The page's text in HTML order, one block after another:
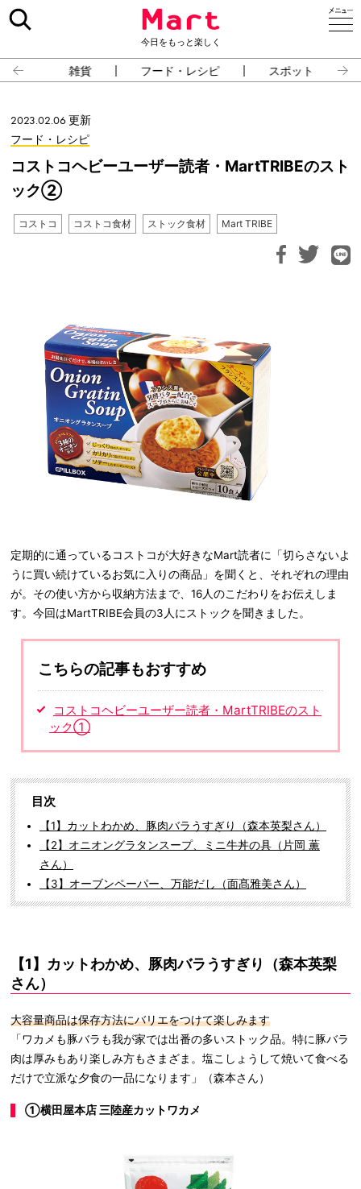
今日をもっと楽しく
雑貨 フード・レシピ スポット
2023.02.06 更新
フード・レシピ
コストコヘビーユーザー読者・MartTRIBEのスト
ック②
コストコ コストコ食材 ストック食材 Mart TRIBE
定期的に通っているコストコが大好きなMart読者に「切らさないよ
うに買い続けているお気に入りの商品」を聞くと、それぞれの理由
が。その使い方から収納方法まで、16人のこだわりをお伝えしま
す。今回はMartTRIBE会員の3人にストックを聞きました。
こちらの記事もおすすめ
コストコヘビーユーザー読者・MartTRIBEのスト
ック①
目次
【1】カットわかめ、豚肉バラうすぎり（森本英梨さん）
【2】オニオングラタンスープ、ミニ牛丼の具（片岡 薫
さん）
【3】オーブンペーパー、万能だし（面髙雅美さん）
【1】カットわかめ、豚肉バラうすぎり（森本英梨
さん）
大容量商品は保存方法にバリエをつけて楽しみます
「ワカメも豚バラも我が家では出番の多いストック品。特に豚バラ
肉は厚みもあり楽しみ方もさまざま。塩こしょうして焼いて食べる
だけで立派な夕食の一品になります」（森本さん）
①横田屋本店 三陸産カットワカメ